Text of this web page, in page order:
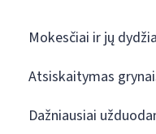
Mokesčiai ir jų
Atsiskaitymas
Dažniausiai